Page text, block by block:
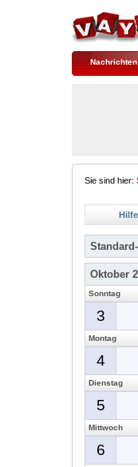
Nachrichten
Sie sind hier:
Hilfe
Oktober
Sonntag
3
Montag
4
Dienstag
5
Mittwoch
6